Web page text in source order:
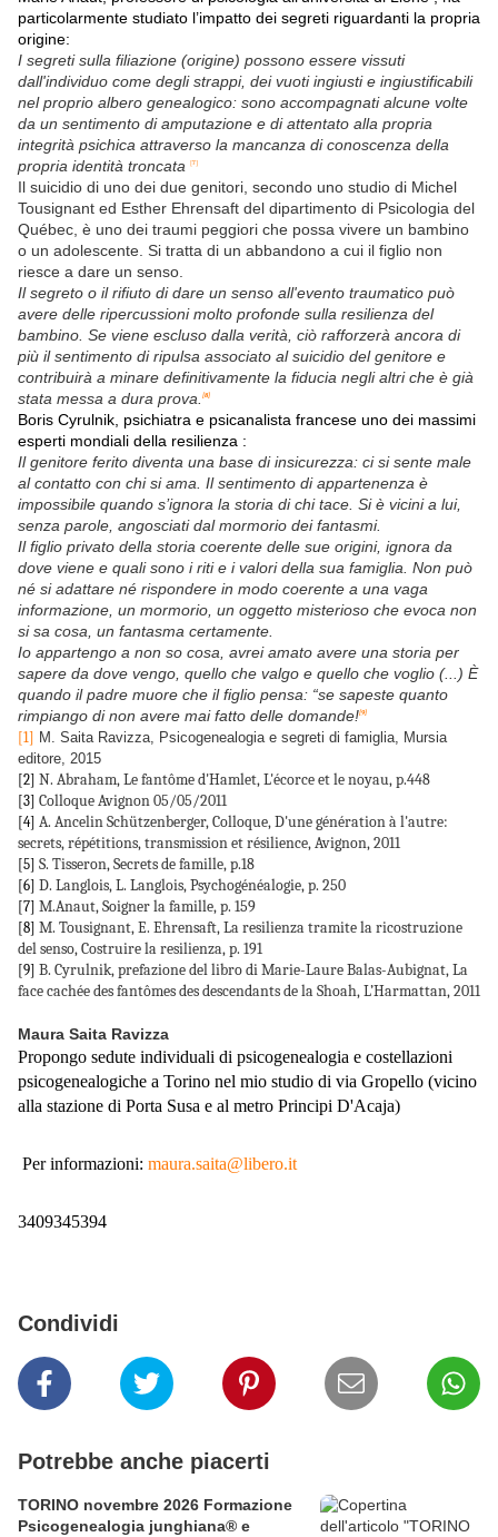
particolarmente studiato l’impatto dei segreti riguardanti la propria
origine:
I segreti sulla filiazione (origine) possono essere vissuti
dall'individuo come degli strappi, dei vuoti ingiusti e ingiustificabili
nel proprio albero genealogico: sono accompagnati alcune volte
da un sentimento di amputazione e di attentato alla propria
integrità psichica attraverso la mancanza di conoscenza della
propria identità troncata
[7]
Il suicidio di uno dei due genitori, secondo uno studio di Michel
Tousignant ed Esther Ehrensaft del dipartimento di Psicologia del
Québec, è uno dei traumi peggiori che possa vivere un bambino
o un adolescente. Si tratta di un abbandono a cui il figlio non
riesce a dare un senso.
Il segreto o il rifiuto di dare un senso all'evento traumatico può
avere delle ripercussioni molto profonde sulla resilienza del
bambino. Se viene escluso dalla verità, ciò rafforzerà ancora di
più il sentimento di ripulsa associato al suicidio del genitore e
contribuirà a minare definitivamente la fiducia negli altri che è già
stata messa a dura prova.
[8]
Boris Cyrulnik, psichiatra e psicanalista francese uno dei massimi
esperti mondiali della resilienza :
Il genitore ferito diventa una base di insicurezza: ci si sente male
al contatto con chi si ama. Il sentimento di appartenenza è
impossibile quando s’ignora la storia di chi tace. Si è vicini a lui,
senza parole, angosciati dal mormorio dei fantasmi.
Il figlio privato della storia coerente delle sue origini, ignora da
dove viene e quali sono i riti e i valori della sua famiglia. Non può
né si adattare né rispondere in modo coerente a una vaga
informazione, un mormorio, un oggetto misterioso che evoca non
si sa cosa, un fantasma certamente.
Io appartengo a non so cosa, avrei amato avere una storia per
sapere da dove vengo, quello che valgo e quello che voglio (...) È
quando il padre muore che il figlio pensa: “se sapeste quanto
rimpiango di non avere mai fatto delle domande![9]
[1] M. Saita Ravizza, Psicogenealogia e segreti di famiglia, Mursia
editore, 2015
[2] N. Abraham, Le fantôme d'Hamlet, L'écorce et le noyau, p.448
[3] Colloque Avignon 05/05/2011
[4] A. Ancelin Schützenberger, Colloque, D'une génération à l'autre:
secrets, répétitions, transmission et résilience, Avignon, 2011
[5] S. Tisseron, Secrets de famille, p.18
[6] D. Langlois, L. Langlois, Psychogénéalogie, p. 250
[7] M.Anaut, Soigner la famille, p. 159
[8] M. Tousignant, E. Ehrensaft, La resilienza tramite la ricostruzione
del senso, Costruire la resilienza, p. 191
[9] B. Cyrulnik, prefazione del libro di Marie-Laure Balas-Aubignat, La
face cachée des fantômes des descendants de la Shoah, L’Harmattan, 2011
Maura Saita Ravizza
Propongo sedute individuali di psicogenealogia e costellazioni
psicogenealogiche a Torino nel mio studio di via Gropello (vicino
alla stazione di Porta Susa e al metro Principi D'Acaja)
Per informazioni: maura.saita@libero.it
3409345394
Condividi
Potrebbe anche piacerti
TORINO novembre 2026 Formazione
Psicogenealogia junghiana® e